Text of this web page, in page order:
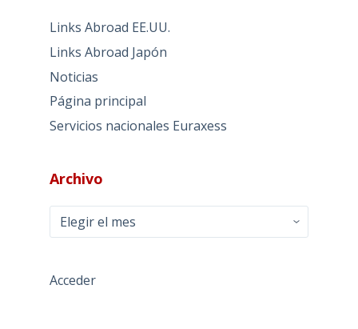
Links Abroad EE.UU.
Links Abroad Japón
Noticias
Página principal
Servicios nacionales Euraxess
Archivo
Archivo
Acceder